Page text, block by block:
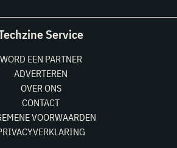
Service
WORD EEN PARTNER
ADVERTEREN
OVER ONS
CONTACT
VOORWAARDEN